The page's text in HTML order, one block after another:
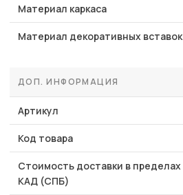
Материал каркаса
Материал декоративных вставок
ДОП. ИНФОРМАЦИЯ
Артикул
Код товара
Стоимость доставки в пределах
КАД (СПБ)